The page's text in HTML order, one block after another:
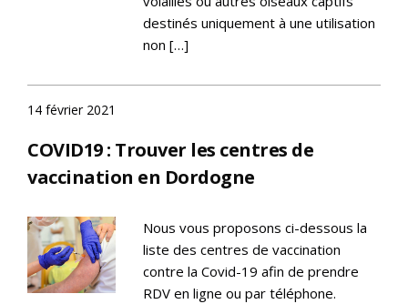
destinés uniquement à une utilisation
non […]
14 février 2021
COVID19 : Trouver les centres de
vaccination en Dordogne
Nous vous proposons ci-dessous la
liste des centres de vaccination
contre la Covid-19 afin de prendre
RDV en ligne ou par téléphone.